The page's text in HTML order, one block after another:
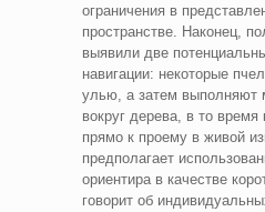
ограничения в
пространстве. Наконец,
выявили две
навигации: некоторые
улью, а затем выполняют
вокруг дерева, в то время
прямо к проему в живой
предполагает
ориентира в качестве
говорит об